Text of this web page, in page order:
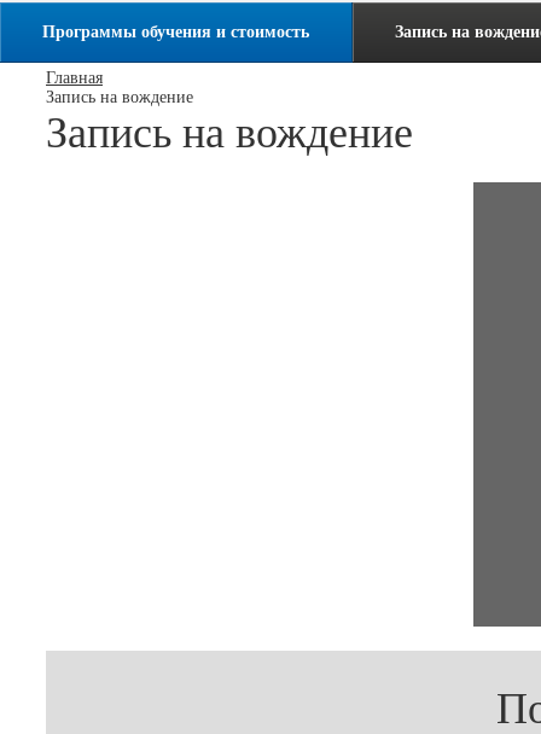
Программы обучения и стоимость Запись на
Главная
Запись на вождение
Запись на вождение